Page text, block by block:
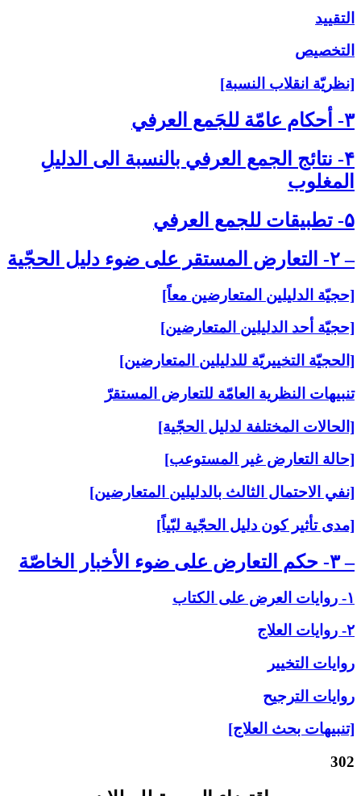
التقييد
التخصيص
[نظريّة انقلاب النسبة]
۳- أحكام عامّة للجَمع العرفي‏
۴- نتائج الجمع العرفي بالنسبة الى‏ الدليلِ
المغلوب‏
۵- تطبيقات للجمع العرفي‏
– ۲- التعارض المستقر على‏ ضوء دليل الحجّية
[حجيّة الدليلين المتعارضين معاً]
[حجيّة أحد الدليلين المتعارضين]
[الحجيّة التخييريّة للدليلين المتعارضين]
تنبيهات النظرية العامّة للتعارض المستقرّ
[الحالات المختلفة لدليل الحجّية]
[حالة التعارض غير المستوعب]
[نفي الاحتمال الثالث بالدليلين المتعارضين]
[مدى تأثير كون دليل الحجّية لبّياً]
– ۳- حكم التعارض على‏ ضوء الأخبار الخاصّة
۱- روايات العرض على‏ الكتاب
۲- روايات العلاج‏
روايات التخيير
روايات الترجيح
[تنبيهات بحث العلاج]
302